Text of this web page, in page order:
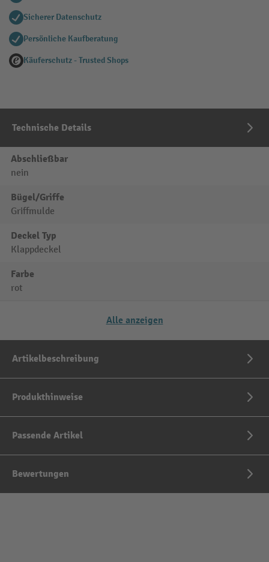
Sicherer Datenschutz
Persönliche Kaufberatung
Käuferschutz - Trusted Shops
Technische Details
Abschließbar
nein
Bügel/Griffe
Griffmulde
Deckel Typ
Klappdeckel
Farbe
rot
Alle anzeigen
Artikelbeschreibung
Produkthinweise
Passende Artikel
Bewertungen